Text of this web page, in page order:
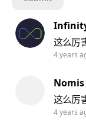
这么厉
4 years
Nomis
这么厉
4 years